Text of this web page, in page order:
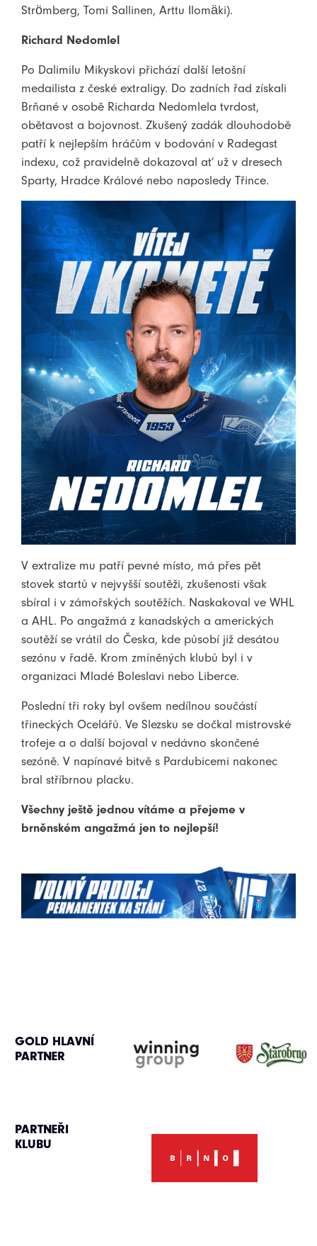
Strömberg, Tomi Sallinen, Arttu Ilomäki).
Richard Nedomlel
Po Dalimilu Mikyskovi přichází další letošní
medailista z české extraligy. Do zadních řad získali
Brňané v osobě Richarda Nedomlela tvrdost,
obětavost a bojovnost. Zkušený zadák dlouhodobě
patří k nejlepším hráčům v bodování v Radegast
indexu, což pravidelně dokazoval ať už v dresech
Sparty, Hradce Králové nebo naposledy Třince.
V extralize mu patří pevné místo, má přes pět
stovek startů v nejvyšší soutěži, zkušenosti však
sbíral i v zámořských soutěžích. Naskakoval ve WHL
a AHL. Po angažmá z kanadských a amerických
soutěží se vrátil do Česka, kde působí již desátou
sezónu v řadě. Krom zmíněných klubů byl i v
organizaci Mladé Boleslavi nebo Liberce.
Poslední tři roky byl ovšem nedílnou součástí
třineckých Ocelářů. Ve Slezsku se dočkal mistrovské
trofeje a o další bojoval v nedávno skončené
sezóně. V napínavé bitvě s Pardubicemi nakonec
bral stříbrnou placku.
Všechny ještě jednou vítáme a přejeme v
brněnském angažmá jen to nejlepší!
GOLD HLAVNÍ
PARTNER
PARTNEŘI
KLUBU